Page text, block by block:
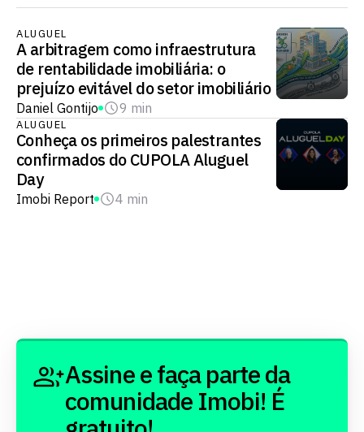
ALUGUEL
A arbitragem como infraestrutura
de rentabilidade imobiliária: o
prejuízo evitável do setor imobiliário
Daniel Gontijo 9 min
ALUGUEL
Conheça os primeiros palestrantes
confirmados do CUPOLA Aluguel
Day
Imobi Report 4 min
Assine e faça parte da
comunidade Imobi! É